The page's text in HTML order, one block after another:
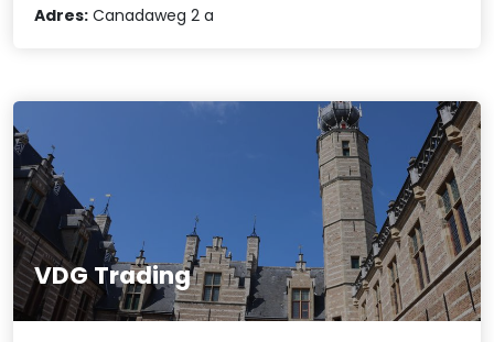
Adres: Canadaweg 2 a
VDG Trading